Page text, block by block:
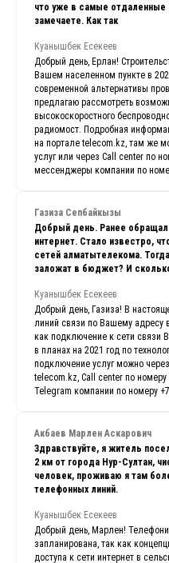
что уже в самые отдаленные
замечаете. Как так
Куанышбек Есекеев
Добрый день, Ерлан!
Вашем населенном пункте в
современной альтернативы
предлагаю рассмотреть
высокоскоростного
радиомост. Подробная
на портале telecom.kz, там же
услуг или через Call center по
мессенджеры компании по
Газиза Сепбайкызы
Добрый день. Ранее
интернет. Стало известро,
сетей алматытелекома.
заложат в бюджет? И
Куанышбек Есекеев
Добрый день, Газиза! В
линий связи по Вашему адресу
как подключение к сети связи
в планах на 2021 год по
подключение услуг можно
telecom.kz, Call center по
Telegram компании по номеру
Акбаев Марлен Аскарович
Здравствуйте, я житель
2 км от города Нур-Султан,
человек, проживаю я там
телефонных линий.
Куанышбек Есекеев
Добрый день, Марлен!
запланирована, так как
доступа к сети интернет в